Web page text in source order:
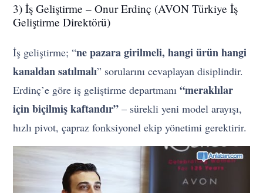
3) İş Geliştirme – Onur Erdinç (AVON Türkiye İş
Geliştirme Direktörü)
İş geliştirme; “ne pazara girilmeli, hangi ürün hangi
kanaldan satılmalı” sorularını cevaplayan disiplindir.
Erdinç’e göre iş geliştirme departmanı“meraklılar
için biçilmiş kaftandır” – sürekli yeni model arayışı,
hızlı pivot, çapraz fonksiyonel ekip yönetimi gerektirir.